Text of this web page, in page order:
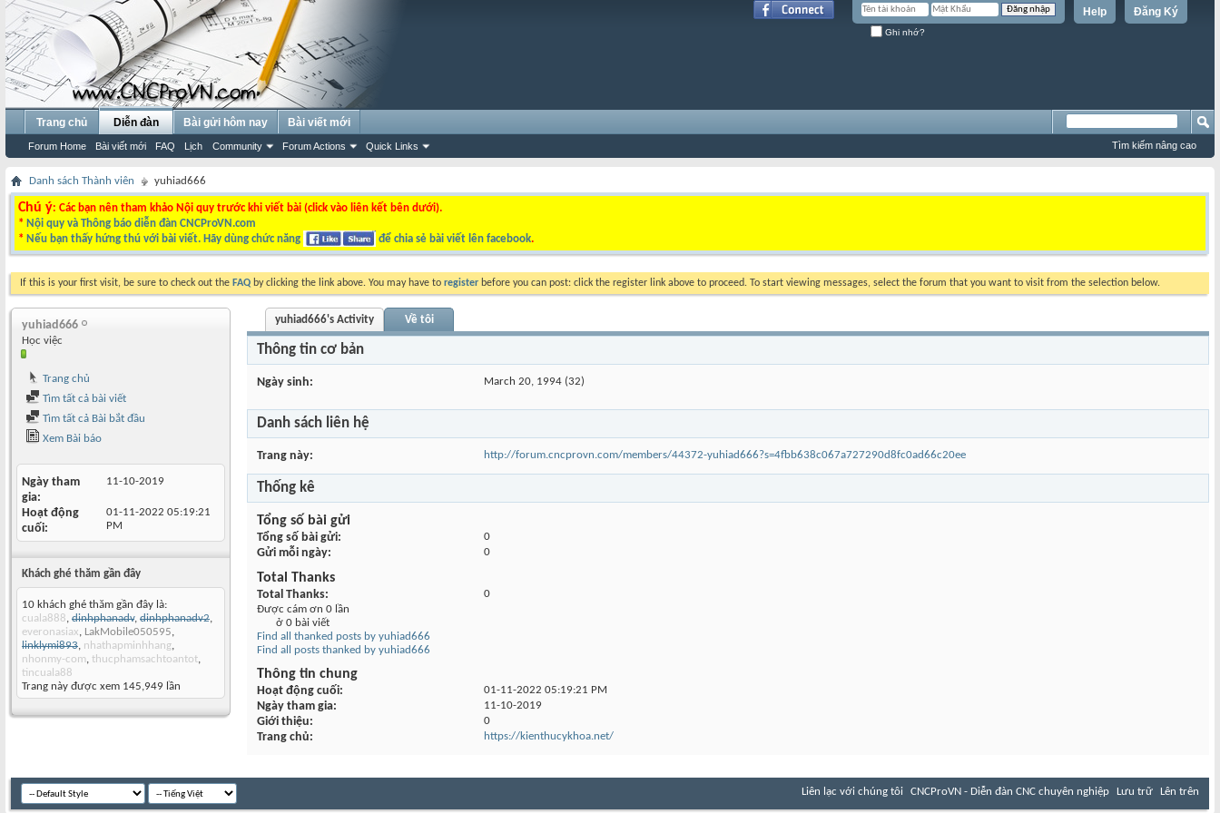
Đăng Ký
Help
Ghi nhớ?
Trang chủ Diễn đàn
Forum Home Bài viết mới FAQ Lịch Community Forum Actions Quick Links
Bài gửi hôm nay Bài viết mới
Tìm kiếm nâng cao
Danh sách Thành viên yuhiad666
Chú ý: Các bạn nên tham khảo Nội quy trước khi viết bài (click vào liên kết bên dưới).
* Nội quy và Thông báo diễn đàn CNCProVN.com
* Nếu bạn thấy hứng thú với bài viết. Hãy dùng chức năng để chia sẻ bài viết lên facebook.
If this is your first visit, be sure to check out the FAQ by clicking the link above. You may have to register before you can post: click the register link above to proceed. To start viewing messages, select the forum that you want to visit from the selection below.
yuhiad666
Học việc
Trang chủ
Tìm tất cả bài viết
Tìm tất cả Bài bắt đầu
Xem Bài báo
Ngày tham
gia
11-10-2019
Hoạt động
cuối
01-11-2022 05:19:21
PM
Khách ghé thăm gần đây
10 khách ghé thăm gần đây là:
cuala888, dinhphanadv, dinhphanadv2,
everonasiax, LakMobile050595,
linklymi893, nhathapminhhang,
nhonmy-com, thucphamsachtoantot,
tincuala88
Trang này được xem 145,949 lần
yuhiad666's Activity Về tôi
Thông tin cơ bản
Ngày sinh March 20, 1994 (32)
Danh sách liên hệ
Trang này http://forum.cncprovn.com/members/44372-yuhiad666?s=4fbb638c067a727290d8fc0ad66c20ee
Thống kê
Tổng số bài gửi
Tổng số bài gửi 0
Gửi mỗi ngày 0
Total Thanks
Total Thanks
0
Được cám ơn 0 lần
ở 0 bài viết
Find all thanked posts by yuhiad666
Find all posts thanked by yuhiad666
Thông tin chung
Hoạt động cuối 01-11-2022 05:19:21 PM
Ngày tham gia 11-10-2019
Giới thiệu 0
Trang chủ https://kienthucykhoa.net/
Liên lạc với chúng tôi CNCProVN - Diễn đàn CNC chuyên nghiệp Lưu trữ Lên trên